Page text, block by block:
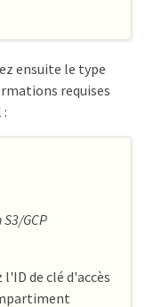
ensuite le type
requises
GCP
de clé d'accès